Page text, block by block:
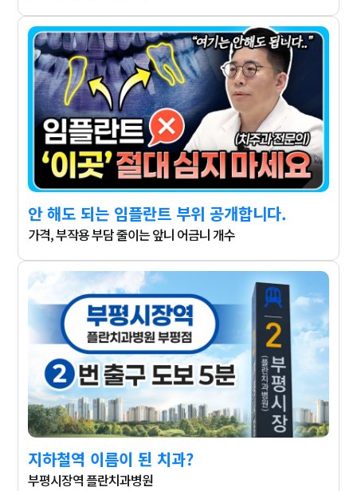
안 해도 되는 임플란트 부위 공개합니다.
가격, 부작용 부담 줄이는 앞니 어금니 개수
지하철역 이름이 된 치과?
부평시장역 플란치과병원